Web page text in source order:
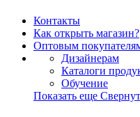
Контакты
Как открыть магазин?
Оптовым
Дизайнерам
Каталоги
Обучение
Показать еще